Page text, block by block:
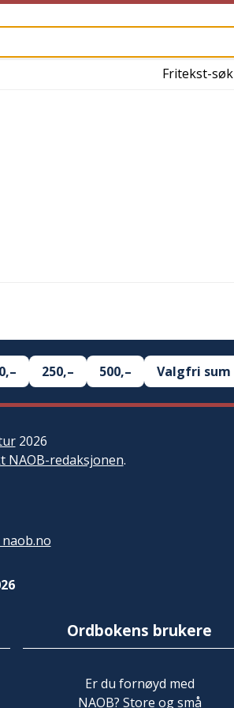
Fritekst-søk
250,– 500,– Valgfri sum
2026
NAOB-redaksjonen.
Ordbokens brukere
Er du fornøyd med
NAOB? Store og små